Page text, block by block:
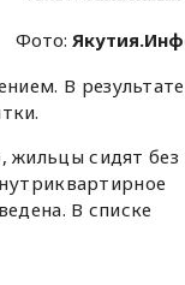
Фото:
В результате
, жильцы сидят без
В списке